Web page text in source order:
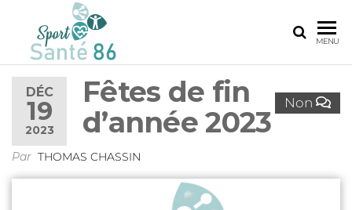
SANTÉ
86
santé
de la
Vienne
MENU
DÉC
19
2023
Non
Fêtes de fin
d’année 2023
Par THOMAS CHASSIN